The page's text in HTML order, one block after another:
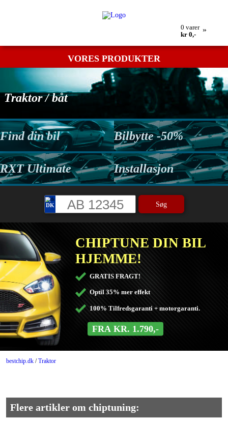
0 varer
kr 0,-
»
VORES PRODUKTER
Traktor / båt
Find din bil Bilbytte -50%
RXT Ultimate Installasjon
CHIPTUNE DIN BIL
HJEMME!
GRATIS FRAGT!
Optil 35% mer effekt
100% Tilfredsgaranti + motorgaranti.
FRA KR. 1.790,-
bestchip.dk /Traktor
Flere artikler om chiptuning: